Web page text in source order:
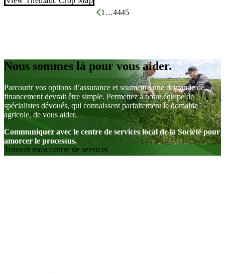
1 …4445
Nous sommes là pour vous aider.
Parcourir vos options d’assurance et soumettre une demande de
financement devrait être simple. Permettez à notre équipe de
spécialistes dévoués, qui connaissent parfaitement le domaine
agricole, de vous aider.
Communiquez avec le centre de services local de la Société pour
amorcer le processus.
Trouver mon centre de services